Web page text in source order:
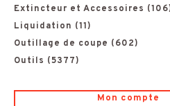
r
c
h
e
Extincteur et Accessoires
Liquidation (11)
Outillage de coupe (602)
Outils (5377)
Mon compte